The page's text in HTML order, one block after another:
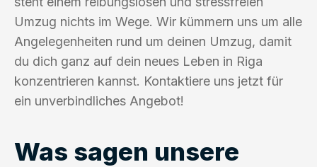
Umzug nichts im Wege. Wir kümmern uns um alle
Angelegenheiten rund um deinen Umzug, damit
du dich ganz auf dein neues Leben in Riga
konzentrieren kannst. Kontaktiere uns jetzt für
ein unverbindliches Angebot!
Was sagen unsere